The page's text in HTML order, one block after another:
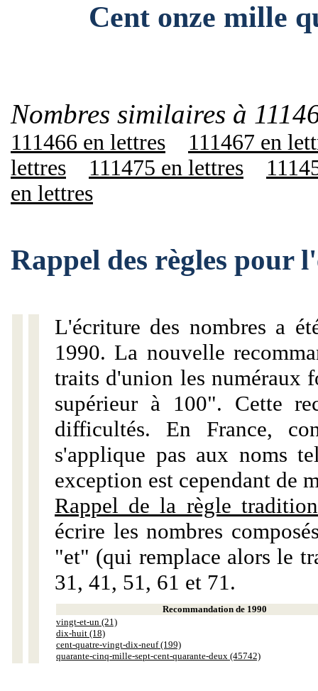
Cent onze mille
Nombres similaires à
111466 en lettres
111467 en
lettres
111475 en lettres
en lettres
Rappel des règles pour
L'écriture des nombres a
1990. La nouvelle
traits d'union les numéraux
supérieur à 100". Cette
difficultés. En France,
s'applique pas aux noms
exception est cependant de
Rappel de la règle
écrire les nombres
"et" (qui remplace alors le
31, 41, 51, 61 et 71.
Recommandation de 1990
vingt-et-un (21)
dix-huit (18)
cent-quatre-vingt-dix-neuf (199)
quarante-cinq-mille-sept-cent-quarante-deux (45742)